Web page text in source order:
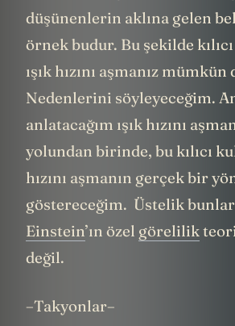
haklısınız. “Işık hızını nasıl
düşünenlerin aklına gelen
örnek budur. Bu şekilde kılıcı
ışık hızını aşmanız mümkün
Nedenlerini söyleyeceğim.
anlatacağım ışık hızını
yolundan birinde, bu kılıcı
hızını aşmanın gerçek bir
göstereceğim. Üstelik
Einstein